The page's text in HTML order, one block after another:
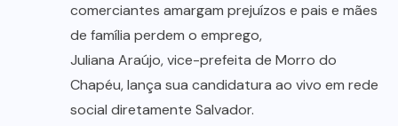
comerciantes amargam prejuízos e pais e mães
de família perdem o emprego,
Juliana Araújo, vice-prefeita de Morro do
Chapéu, lança sua candidatura ao vivo em rede
social diretamente Salvador.